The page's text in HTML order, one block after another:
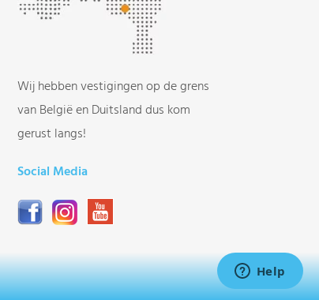
Wij hebben vestigingen op de grens
van België en Duitsland dus kom
gerust langs!
Social Media